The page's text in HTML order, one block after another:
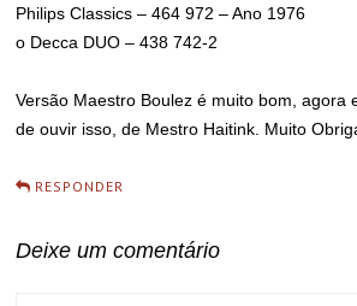
Philips ‎Classics – 464 972 – Ano 1976
o Decca DUO – 438 742-2
Versão Maestro Boulez é muito bom, agora
de ouvir isso, de Mestro Haitink. Muito
RESPONDER
Deixe um comentário